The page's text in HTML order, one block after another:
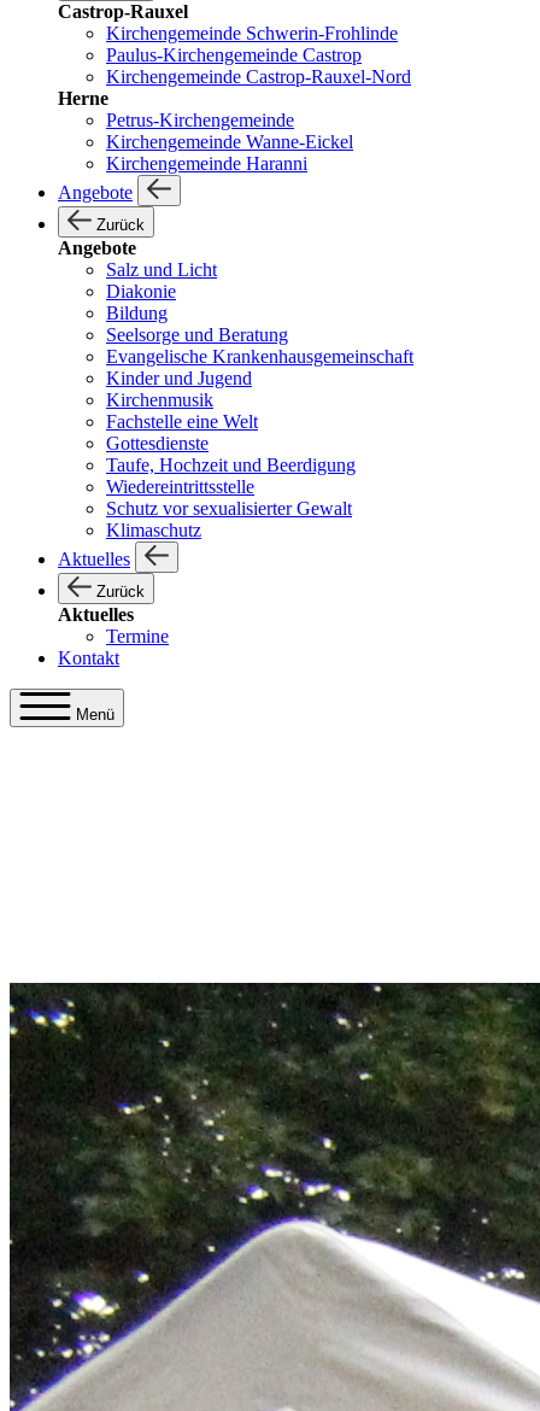
Castrop-Rauxel
Kirchengemeinde Schwerin-Frohlinde
Paulus-Kirchengemeinde Castrop
Kirchengemeinde Castrop-Rauxel-Nord
Herne
Petrus-Kirchengemeinde
Kirchengemeinde Wanne-Eickel
Kirchengemeinde Haranni
Angebote
Zurück
Angebote
Salz und Licht
Diakonie
Bildung
Seelsorge und Beratung
Evangelische Krankenhausgemeinschaft
Kinder und Jugend
Kirchenmusik
Fachstelle eine Welt
Gottesdienste
Taufe, Hochzeit und Beerdigung
Wiedereintrittsstelle
Schutz vor sexualisierter Gewalt
Klimaschutz
Aktuelles
Zurück
Aktuelles
Termine
Kontakt
Menü